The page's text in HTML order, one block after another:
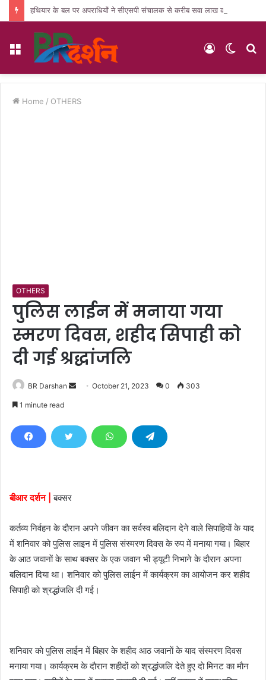
Menu
Switch
Log
Home / OTHERS
OTHERS
पुलिस लाईन में मनाया गया
स्मरण दिवस, शहीद सिपाही काे
दी गई श्रद्धांजलि
BR Darshan
d
l
October 21, 2023 0 303
1 minute read
बीआर दर्शन | बक्सर
कर्तव्य निर्वहन के दाैरान अपने जीवन का सर्वस्व बलिदान देने वाले सिपाहियाें के याद
में शनिवार को पुलिस लाइन में पुलिस संस्मरण दिवस के रुप में मनाया गया। बिहार
के आठ जवानाें के साथ बक्सर के एक जवान भी ड्यूटी निभाने के दाैरान अपना
बलिदान दिया था। शनिवार काे पुलिस लाईन में कार्यक्रम का आयोजन कर शहीद
सिपाही काे श्रद्धांजलि दी गई।
शनिवार काे पुलिस लाईन में बिहार के शहीद आठ जवानाें के याद संस्मरण दिवस
मनाया गया। कार्यक्रम के दाैरान शहीदाें काे श्रद्धांजलि देते हुए दाे मिनट का माैन